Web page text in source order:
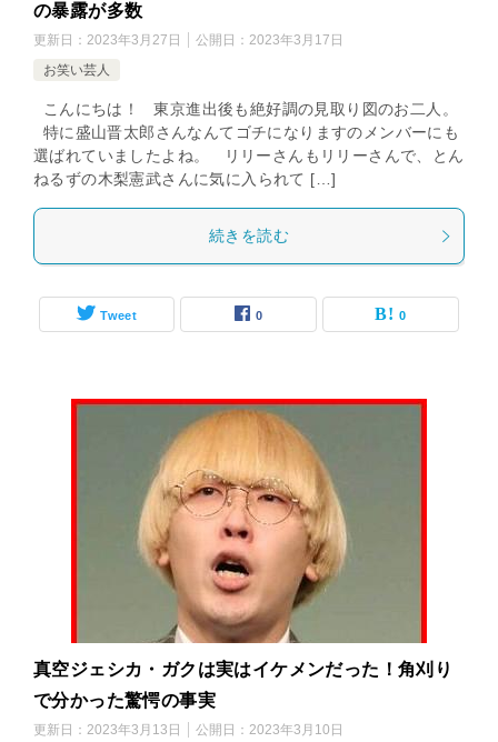
の暴露が多数
更新日： 2023年3月27日 公開日： 2023年3月17日
お笑い芸人
こんにちは！ 東京進出後も絶好調の見取り図のお二人。
特に盛山晋太郎さんなんてゴチになりますのメンバーにも
選ばれていましたよね。 リリーさんもリリーさんで、とん
ねるずの木梨憲武さんに気に入られて […]
続きを読む
Tweet 0 0
真空ジェシカ・ガクは実はイケメンだった！角刈り
で分かった驚愕の事実
更新日： 2023年3月13日 公開日： 2023年3月10日